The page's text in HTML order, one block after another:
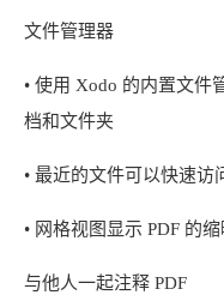
文件管理器
• 使用 Xodo 的内置文件
档和文件夹
• 最近的文件可以快速
• 网格视图显示 PDF 的
与他人一起注释 PDF